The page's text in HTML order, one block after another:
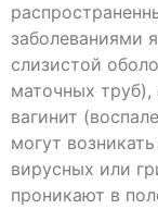
заболеваниями
слизистой
маточных
вагинит
могут
вирусных или
проникают в